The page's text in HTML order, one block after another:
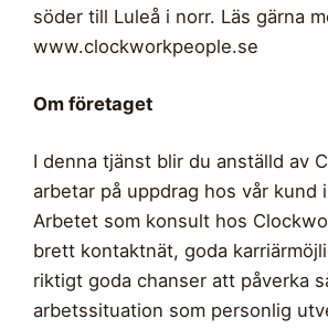
söder till Luleå i norr. Läs gärna
www.clockworkpeople.se
Om företaget
I denna tjänst blir du anställd av
arbetar på uppdrag hos vår kund
Arbetet som konsult hos
brett kontaktnät, goda
riktigt goda chanser att påverka
arbetssituation som personlig